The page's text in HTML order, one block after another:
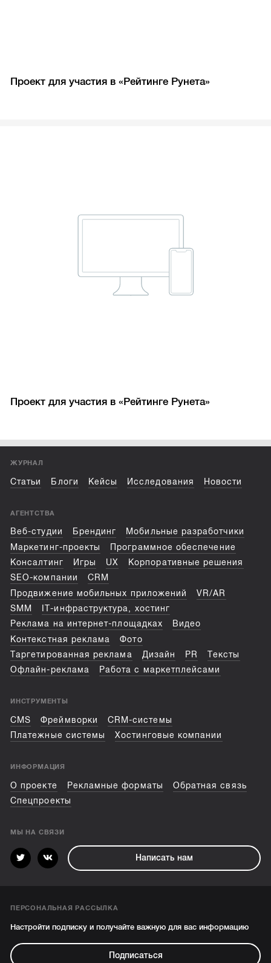
Проект для участия в «Рейтинге Рунета»
Проект для участия в «Рейтинге Рунета»
ЖУРНАЛ
Статьи Блоги Кейсы Исследования Новости
АГЕНТСТВА
Веб-студии Брендинг
Мобильные разработчики
Маркетинг-проекты
Программное обеспечение
Консалтинг
Игры UX
Корпоративные решения
SEO-компании
CRM
Продвижение мобильных приложений
VR/AR
SMM
IT-инфраструктура, хостинг
Реклама на интернет-площадках
Видео
Контекстная реклама
Фото
Таргетированная реклама
Дизайн PR
Тексты
Офлайн-реклама
Работа с маркетплейсами
ИНСТРУМЕНТЫ
CMS Фреймворки
CRM-системы
Платежные системы
Хостинговые компании
ИНФОРМАЦИЯ
О проекте Рекламные форматы
Обратная связь
Спецпроекты
МЫ НА СВЯЗИ
Написать нам
ПЕРСОНАЛЬНАЯ РАССЫЛКА
Настройти подписку и получайте важную для вас информацию
Подписаться